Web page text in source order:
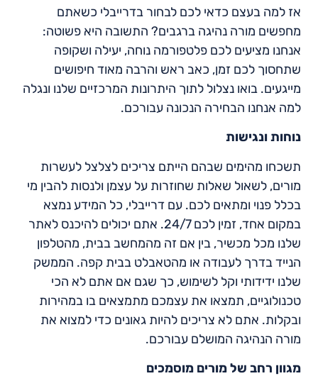
אז למה בעצם כדאי לכם לבחור בדרייבלי כשאתם
מחפשים מורה נהיגה ברגבים? התשובה היא פשוטה:
אנחנו מציעים לכם פלטפורמה נוחה, יעילה ושקופה
שתחסוך לכם זמן, כאב ראש והרבה מאוד חיפושים
מייגעים. בואו נצלול לתוך היתרונות המרכזיים שלנו ונגלה
למה אנחנו הבחירה הנכונה עבורכם.
נוחות ונגישות
תשכחו מהימים שבהם הייתם צריכים לצלצל לעשרות
מורים, לשאול שאלות שחוזרות על עצמן ולנסות להבין מי
בכלל פנוי ומתאים לכם. עם דרייבלי, כל המידע נמצא
במקום אחד, זמין לכם 24/7. אתם יכולים להיכנס לאתר
שלנו מכל מכשיר, בין אם זה מהמחשב בבית, מהטלפון
הנייד בדרך לעבודה או מהטאבלט בבית קפה. הממשק
שלנו ידידותי וקל לשימוש, כך שגם אם אתם לא הכי
טכנולוגיים, תמצאו את עצמכם מתמצאים בו במהירות
ובקלות. אתם לא צריכים להיות גאונים כדי למצוא את
מורה הנהיגה המושלם עבורכם.
מגוון רחב של מורים מוסמכים